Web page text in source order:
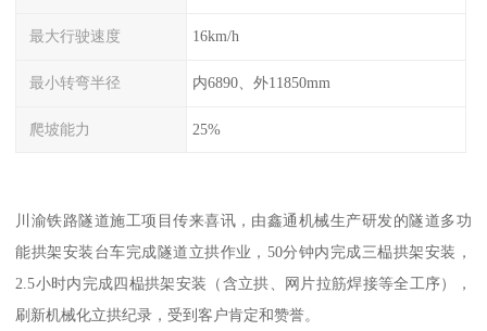
最大行驶速度 16km/h
最小转弯半径 内6890、外11850mm
爬坡能力 25%
川渝铁路隧道施工项目传来喜讯，由鑫通机械生产研发的隧道多功
能拱架安装台车完成隧道立拱作业，50分钟内完成三榀拱架安装，
2.5小时内完成四榀拱架安装（含立拱、网片拉筋焊接等全工序），
刷新机械化立拱纪录，受到客户肯定和赞誉。